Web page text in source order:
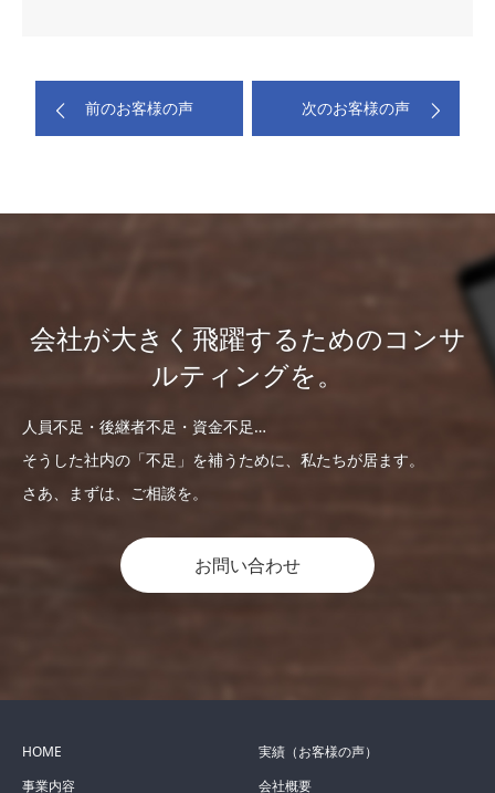
前のお客様の声 次のお客様の声
会社が大きく飛躍するためのコンサ
ルティングを。
人員不足・後継者不足・資金不足…
そうした社内の「不足」を補うために、私たちが居ます。
さあ、まずは、ご相談を。
お問い合わせ
HOME
事業内容
実績（お客様の声）
会社概要